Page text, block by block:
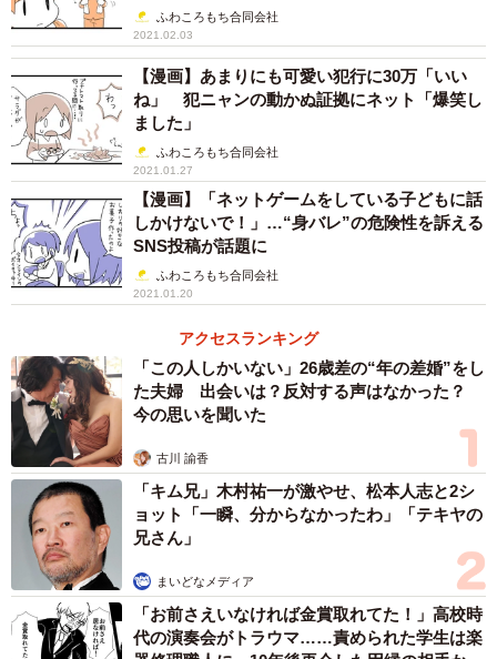
→
https://maidonanews.jp/article/14080907
ふわころもち合同会社
2021.02.03
【漫画】あまりにも可愛い犯行に30万「いい
ね」 犯ニャンの動かぬ証拠にネット「爆笑し
ました」
ふわころもち合同会社
2021.01.27
【漫画】「ネットゲームをしている子どもに話
しかけないで！」…“身バレ”の危険性を訴える
SNS投稿が話題に
ふわころもち合同会社
2021.01.20
アクセスランキング
「この人しかいない」26歳差の“年の差婚”をし
た夫婦 出会いは？反対する声はなかった？
今の思いを聞いた
古川 諭香
「キム兄」木村祐一が激やせ、松本人志と2シ
ョット「一瞬、分からなかったわ」「テキヤの
兄さん」
まいどなメディア
「お前さえいなければ金賞取れてた！」高校時
代の演奏会がトラウマ……責められた学生は楽